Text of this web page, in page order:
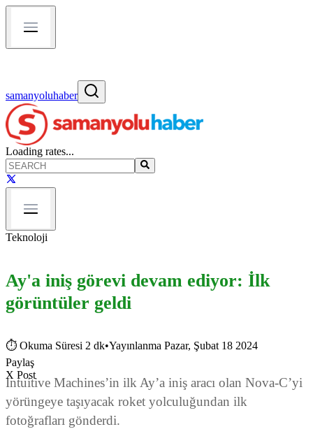
samanyoluhaber
Loading rates...
Teknoloji
Ay'a iniş görevi devam ediyor: İlk
görüntüler geldi
⏱ Okuma Süresi 2 dk•Yayınlanma Pazar, Şubat 18 2024
Paylaş
X Post
Intuitive Machines’in ilk Ay’a iniş aracı olan Nova-C’yi
yörüngeye taşıyacak roket yolculuğundan ilk
fotoğrafları gönderdi.